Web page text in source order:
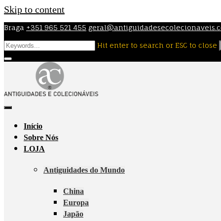
Skip to content
Braga +351 965 521 455
Hit enter to search or ESC to close
Início
Sobre Nós
LOJA
Antiguidades do Mundo
China
Europa
Japão